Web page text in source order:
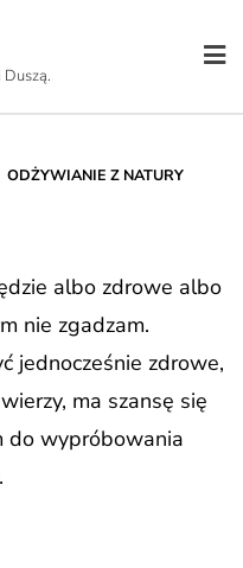
ODŻYWIANIE Z NATURY
albo zdrowe albo
nie zgadzam.
jednocześnie zdrowe,
ma szansę się
do wypróbowania